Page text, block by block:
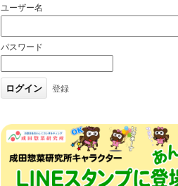
ユーザー名
パスワード
登録